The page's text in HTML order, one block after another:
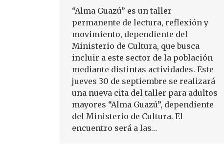
“Alma Guazú” es un taller
permanente de lectura, reflexión y
movimiento, dependiente del
Ministerio de Cultura, que busca
incluir a este sector de la población
mediante distintas actividades. Este
jueves 30 de septiembre se realizará
una nueva cita del taller para adultos
mayores “Alma Guazú”, dependiente
del Ministerio de Cultura. El
encuentro será a las…